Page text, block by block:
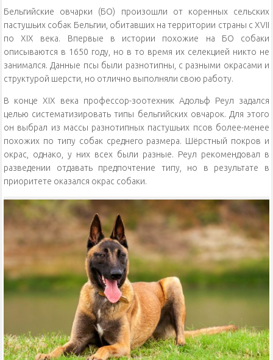
Бельгийские овчарки (БО) произошли от коренных сельских
пастушьих собак Бельгии, обитавших на территории страны с XVII
по XIX века. Впервые в истории похожие на БО собаки
описываются в 1650 году, но в то время их селекцией никто не
занимался. Данные псы были разнотипны, с разными окрасами и
структурой шерсти, но отлично выполняли свою работу.
В конце XIX века профессор-зоотехник Адольф Реул задался
целью систематизировать типы бельгийских овчарок. Для этого
он выбрал из массы разнотипных пастушьих псов более-менее
похожих по типу собак среднего размера. Шёрстный покров и
окрас, однако, у них всех были разные. Реул рекомендовал в
разведении отдавать предпочтение типу, но в результате в
приоритете оказался окрас собаки.